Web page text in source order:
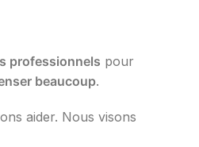
professionnels pour
beaucoup.
aider. Nous visons